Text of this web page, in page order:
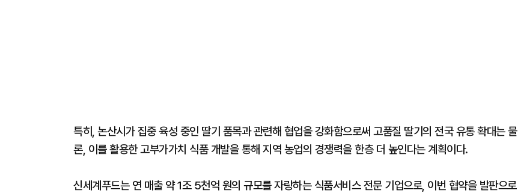
특히, 논산시가 집중 육성 중인 딸기 품목과 관련해 협업을 강화함으로써 고품질 딸기의 전국 유통 확대는 물
론, 이를 활용한 고부가가치 식품 개발을 통해 지역 농업의 경쟁력을 한층 더 높인다는 계획이다.
신세계푸드는 연 매출 약 1조 5천억 원의 규모를 자랑하는 식품서비스 전문 기업으로, 이번 협약을 발판으로